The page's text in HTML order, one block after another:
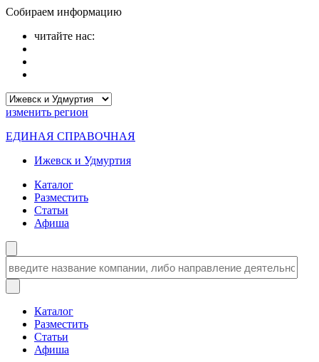
Собираем информацию
читайте нас:
изменить регион
ЕДИНАЯ СПРАВОЧНАЯ
Ижевск и Удмуртия
Каталог
Разместить
Статьи
Афиша
Каталог
Разместить
Статьи
Афиша